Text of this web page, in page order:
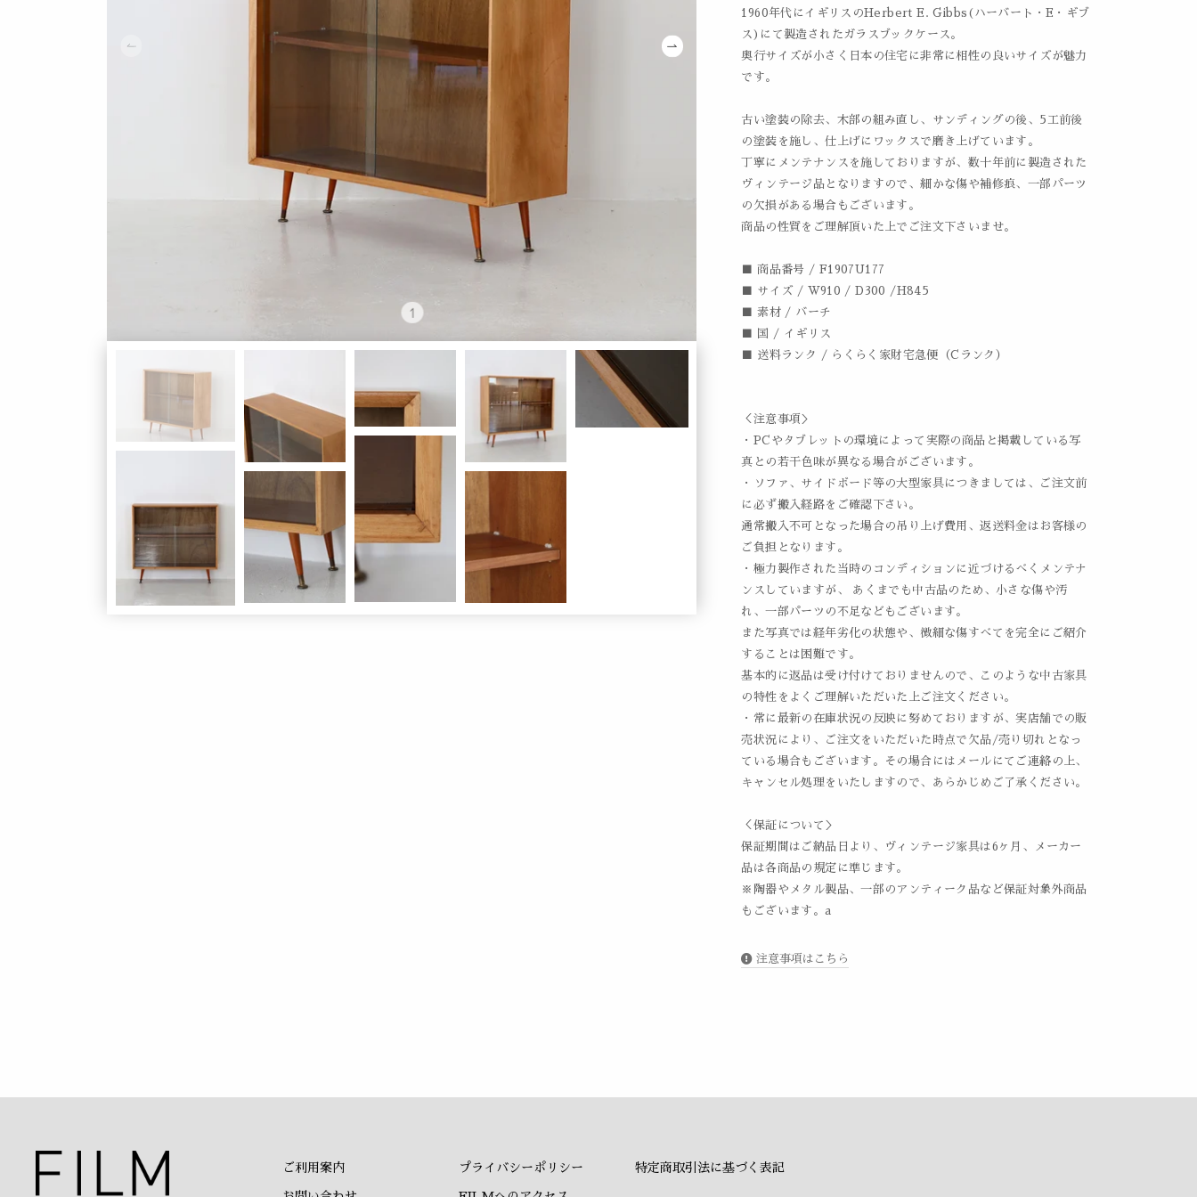
1960年代にイギリスのHerbert E. Gibbs(ハーバート・E・ギブ
ス)にて製造されたガラスブックケース。
奥行サイズが小さく日本の住宅に非常に相性の良いサイズが魅力
です。
古い塗装の除去、木部の組み直し、サンディングの後、5工前後
の塗装を施し、仕上げにワックスで磨き上げています。
丁寧にメンテナンスを施しておりますが、数十年前に製造された
ヴィンテージ品となりますので、細かな傷や補修痕、一部パーツ
の欠損がある場合もございます。
商品の性質をご理解頂いた上でご注文下さいませ。
■ 商品番号 / F1907U177
■ サイズ / W910 / D300 /H845
■ 素材 / バーチ
■ 国 / イギリス
■ 送料ランク / らくらく家財宅急便（Cランク）
＜注意事項＞
・PCやタブレットの環境によって実際の商品と掲載している写
真との若干色味が異なる場合がございます。
・ソファ、サイドボード等の大型家具につきましては、ご注文前
に必ず搬入経路をご確認下さい。
通常搬入不可となった場合の吊り上げ費用、返送料金はお客様の
ご負担となります。
・極力製作された当時のコンディションに近づけるべくメンテナ
ンスしていますが、 あくまでも中古品のため、小さな傷や汚
れ、一部パーツの不足などもございます。
また写真では経年劣化の状態や、微細な傷すべてを完全にご紹介
することは困難です。
基本的に返品は受け付けておりませんので、このような中古家具
の特性をよくご理解いただいた上ご注文ください。
・常に最新の在庫状況の反映に努めておりますが、実店舗での販
売状況により、ご注文をいただいた時点で欠品/売り切れとなっ
ている場合もございます。その場合にはメールにてご連絡の上、
キャンセル処理をいたしますので、あらかじめご了承ください。
＜保証について＞
保証期間はご納品日より、ヴィンテージ家具は6ヶ月、メーカー
品は各商品の規定に準じます。
※陶器やメタル製品、一部のアンティーク品など保証対象外商品
もございます。a
注意事項はこちら
ご利用案内 プライバシーポリシー 特定商取引法に基づく表記